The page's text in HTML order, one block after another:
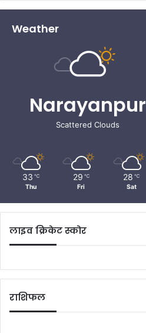
Weather
Narayanpur
Scattered Clouds
33 ℃
Thu
29 ℃
Fri
28 ℃
Sat
लाइव क्रिकेट स्कोर
राशिफल